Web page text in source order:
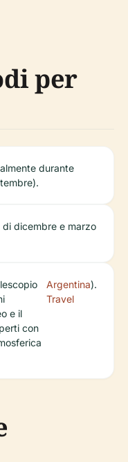
per
durante
di dicembre e marzo
e il
con
Argentina
Travel
).